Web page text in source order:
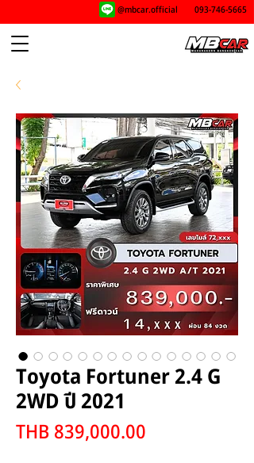
@mbcar.official 093-746-5665
Toyota Fortuner 2.4 G
2WD ปี 2021
THB 839,000.00